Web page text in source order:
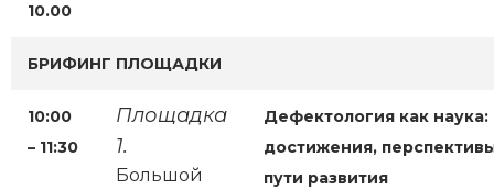
10.00
БРИФИНГ ПЛОЩАДКИ
10:00
– 11:30
Площадка
1.
Большой
Дефектология как наука:
достижения,
пути развития